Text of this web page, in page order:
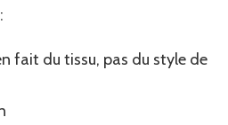
fait du tissu, pas du style de